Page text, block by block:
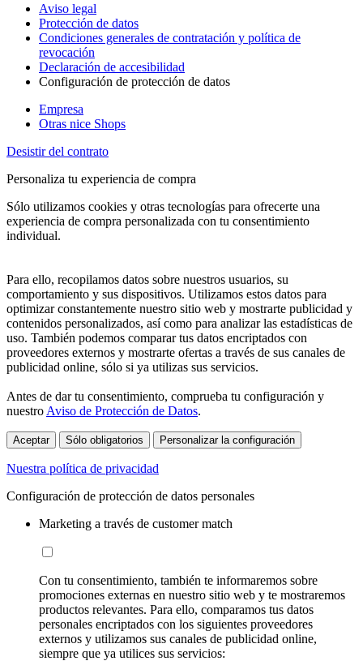
Aviso legal
Protección de datos
Condiciones generales de contratación y política de
revocación
Declaración de accesibilidad
Configuración de protección de datos
Empresa
Otras nice Shops
Desistir del contrato
Personaliza tu experiencia de compra
Sólo utilizamos cookies y otras tecnologías para ofrecerte una
experiencia de compra personalizada con tu consentimiento
individual.
Para ello, recopilamos datos sobre nuestros usuarios, su
comportamiento y sus dispositivos. Utilizamos estos datos para
optimizar constantemente nuestro sitio web y mostrarte publicidad y
contenidos personalizados, así como para analizar las estadísticas de
uso. También podemos comparar tus datos encriptados con
proveedores externos y mostrarte ofertas a través de sus canales de
publicidad online, sólo si ya utilizas sus servicios.
Antes de dar tu consentimiento, comprueba tu configuración y
nuestro Aviso de Protección de Datos.
Aceptar Sólo obligatorios Personalizar la configuración
Nuestra política de privacidad
Configuración de protección de datos personales
Marketing a través de customer match
Con tu consentimiento, también te informaremos sobre
promociones externas en nuestro sitio web y te mostraremos
productos relevantes. Para ello, comparamos tus datos
personales encriptados con los siguientes proveedores
externos y utilizamos sus canales de publicidad online,
siempre que ya utilices sus servicios: